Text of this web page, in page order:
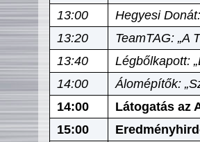
13:00
Hegyesi
13:20
TeamTAG: „A
13:40
Légbőlkapott:
14:00
Álomépítők:
14:00
Látogatás az
15:00